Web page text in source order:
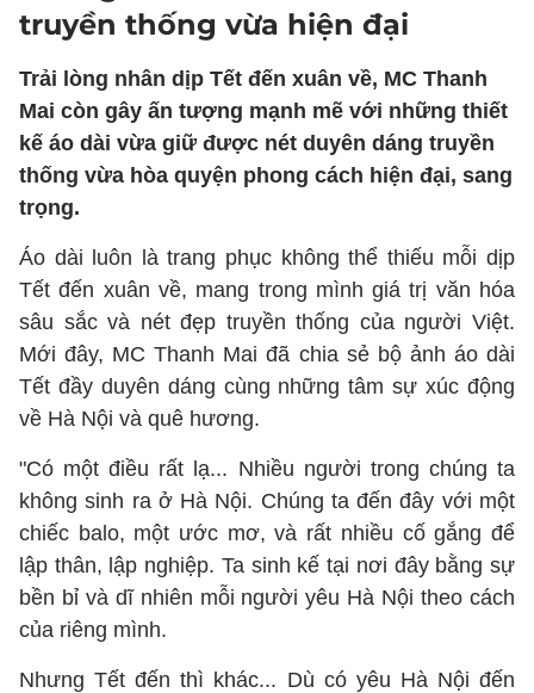
truyền thống vừa hiện đại
Trải lòng nhân dịp Tết đến xuân về, MC Thanh
Mai còn gây ấn tượng mạnh mẽ với những thiết
kế áo dài vừa giữ được nét duyên dáng truyền
thống vừa hòa quyện phong cách hiện đại, sang
trọng.
Áo dài luôn là trang phục không thể thiếu mỗi dịp
Tết đến xuân về, mang trong mình giá trị văn hóa
sâu sắc và nét đẹp truyền thống của người Việt.
Mới đây, MC Thanh Mai đã chia sẻ bộ ảnh áo dài
Tết đầy duyên dáng cùng những tâm sự xúc động
về Hà Nội và quê hương.
"Có một điều rất lạ... Nhiều người trong chúng ta
không sinh ra ở Hà Nội. Chúng ta đến đây với một
chiếc balo, một ước mơ, và rất nhiều cố gắng để
lập thân, lập nghiệp. Ta sinh kế tại nơi đây bằng sự
bền bỉ và dĩ nhiên mỗi người yêu Hà Nội theo cách
của riêng mình.
Nhưng Tết đến thì khác... Dù có yêu Hà Nội đến